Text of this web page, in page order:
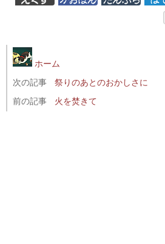
ホーム
次の記事
祭りのあとのおかしさに
前の記事
火を焚きて